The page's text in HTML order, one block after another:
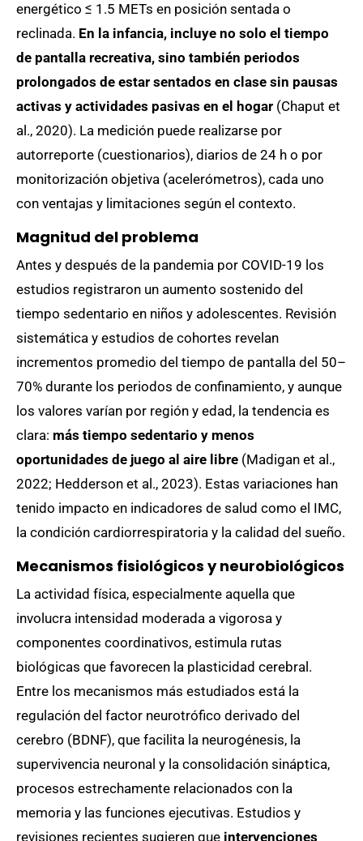
energético ≤ 1.5 METs en posición sentada o
reclinada. En la infancia, incluye no solo el tiempo
de pantalla recreativa, sino también periodos
prolongados de estar sentados en clase sin pausas
activas y actividades pasivas en el hogar (Chaput et
al., 2020). La medición puede realizarse por
autorreporte (cuestionarios), diarios de 24 h o por
monitorización objetiva (acelerómetros), cada uno
con ventajas y limitaciones según el contexto.
Magnitud del problema
Antes y después de la pandemia por COVID-19 los
estudios registraron un aumento sostenido del
tiempo sedentario en niños y adolescentes. Revisión
sistemática y estudios de cohortes revelan
incrementos promedio del tiempo de pantalla del 50–
70% durante los periodos de confinamiento, y aunque
los valores varían por región y edad, la tendencia es
clara: más tiempo sedentario y menos
oportunidades de juego al aire libre (Madigan et al.,
2022; Hedderson et al., 2023). Estas variaciones han
tenido impacto en indicadores de salud como el IMC,
la condición cardiorrespiratoria y la calidad del sueño.
Mecanismos fisiológicos y neurobiológicos
La actividad física, especialmente aquella que
involucra intensidad moderada a vigorosa y
componentes coordinativos, estimula rutas
biológicas que favorecen la plasticidad cerebral.
Entre los mecanismos más estudiados está la
regulación del factor neurotrófico derivado del
cerebro (BDNF), que facilita la neurogénesis, la
supervivencia neuronal y la consolidación sináptica,
procesos estrechamente relacionados con la
memoria y las funciones ejecutivas. Estudios y
revisiones recientes sugieren que intervenciones